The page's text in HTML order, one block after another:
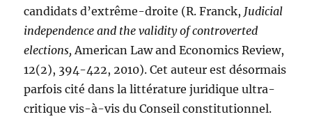
candidats d’extrême-droite (R. Franck, Judicial
independence and the validity of controverted
elections,American Law and Economics Review,
12(2), 394-422, 2010). Cet auteur est désormais
parfois cité dans la littérature juridique ultra-
critique vis-à-vis du Conseil constitutionnel.